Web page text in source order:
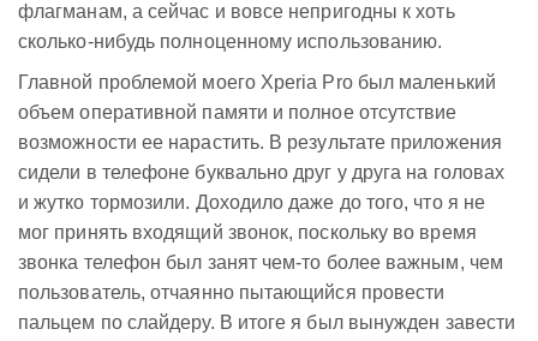
флагманам, а сейчас и вовсе непригодны к хоть
сколько-нибудь полноценному использованию.
Главной проблемой моего Xperia Pro был маленький
объем оперативной памяти и полное отсутствие
возможности ее нарастить. В результате приложения
сидели в телефоне буквально друг у друга на головах
и жутко тормозили. Доходило даже до того, что я не
мог принять входящий звонок, поскольку во время
звонка телефон был занят чем-то более важным, чем
пользователь, отчаянно пытающийся провести
пальцем по слайдеру. В итоге я был вынужден завести